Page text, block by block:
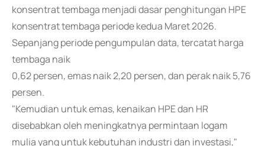
konsentrat tembaga menjadi dasar penghitungan HPE
konsentrat tembaga periode kedua Maret 2026.
Sepanjang periode pengumpulan data, tercatat harga
tembaga naik
0,62 persen, emas naik 2,20 persen, dan perak naik 5,76
persen.
"Kemudian untuk emas, kenaikan HPE dan HR
disebabkan oleh meningkatnya permintaan logam
mulia yang untuk kebutuhan industri dan investasi,"